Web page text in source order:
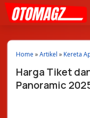
Home »Artikel »Kereta
Harga Tiket
Panoramic